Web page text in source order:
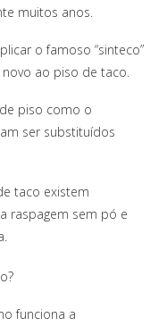
muitos anos.
o famoso “sinteco”
ao piso de taco.
piso como o
ser substituídos
taco existem
raspagem sem pó e
funciona a